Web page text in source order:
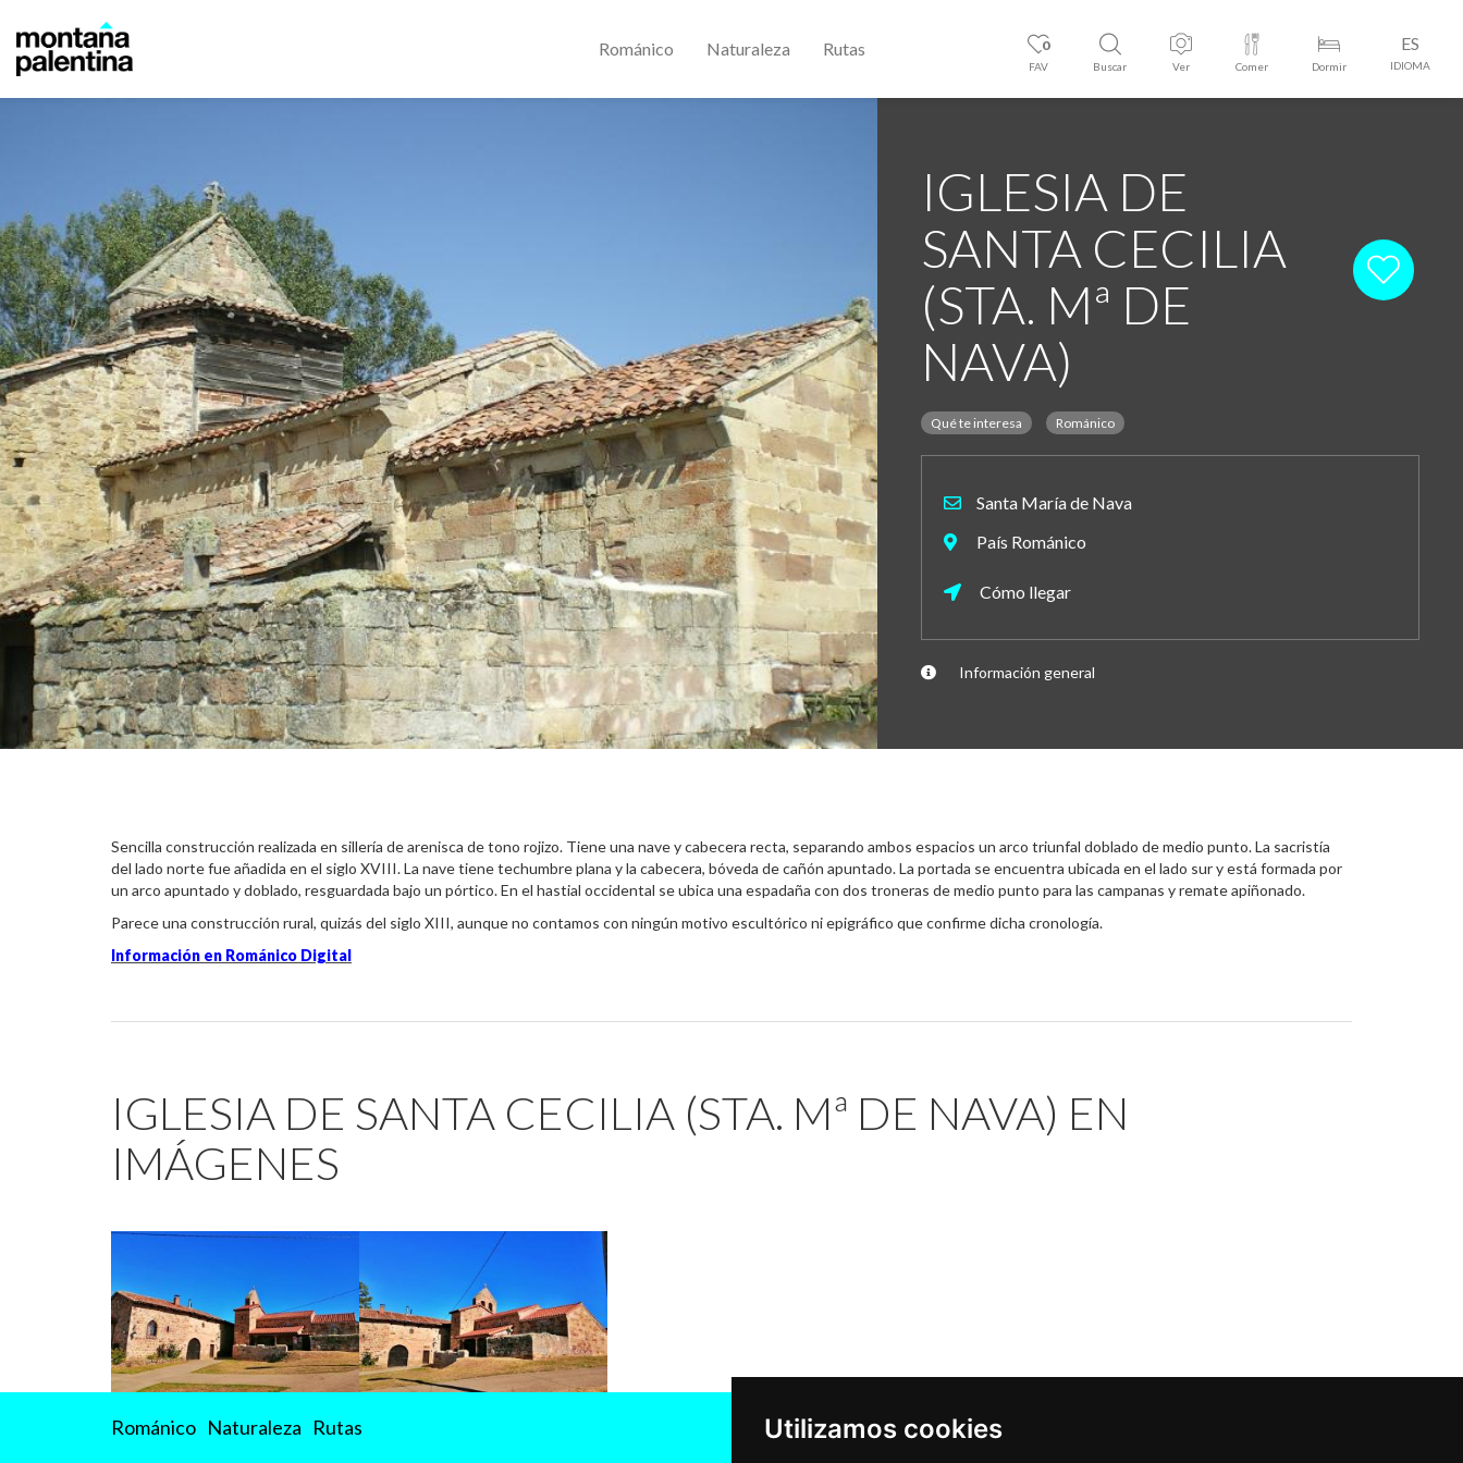
Utilizamos cookies
0
FAV Buscar Ver Comer Dormir
ES
IDIOMA
Románico Naturaleza Rutas
IGLESIA DE
SANTA CECILIA
(STA. Mª DE
NAVA)
Qué te interesa Románico
Santa María de Nava
País Románico
Cómo llegar
Información general
Sencilla construcción realizada en sillería de arenisca de tono rojizo. Tiene una nave y cabecera recta, separando ambos espacios un arco triunfal doblado de medio punto. La sacristía
del lado norte fue añadida en el siglo XVIII. La nave tiene techumbre plana y la cabecera, bóveda de cañón apuntado. La portada se encuentra ubicada en el lado sur y está formada por
un arco apuntado y doblado, resguardada bajo un pórtico. En el hastial occidental se ubica una espadaña con dos troneras de medio punto para las campanas y remate apiñonado.
Parece una construcción rural, quizás del siglo XIII, aunque no contamos con ningún motivo escultórico ni epigráfico que confirme dicha cronología.
Información en Románico Digital
IGLESIA DE SANTA CECILIA (STA. Mª DE NAVA) EN
IMÁGENES
Románico Naturaleza Rutas